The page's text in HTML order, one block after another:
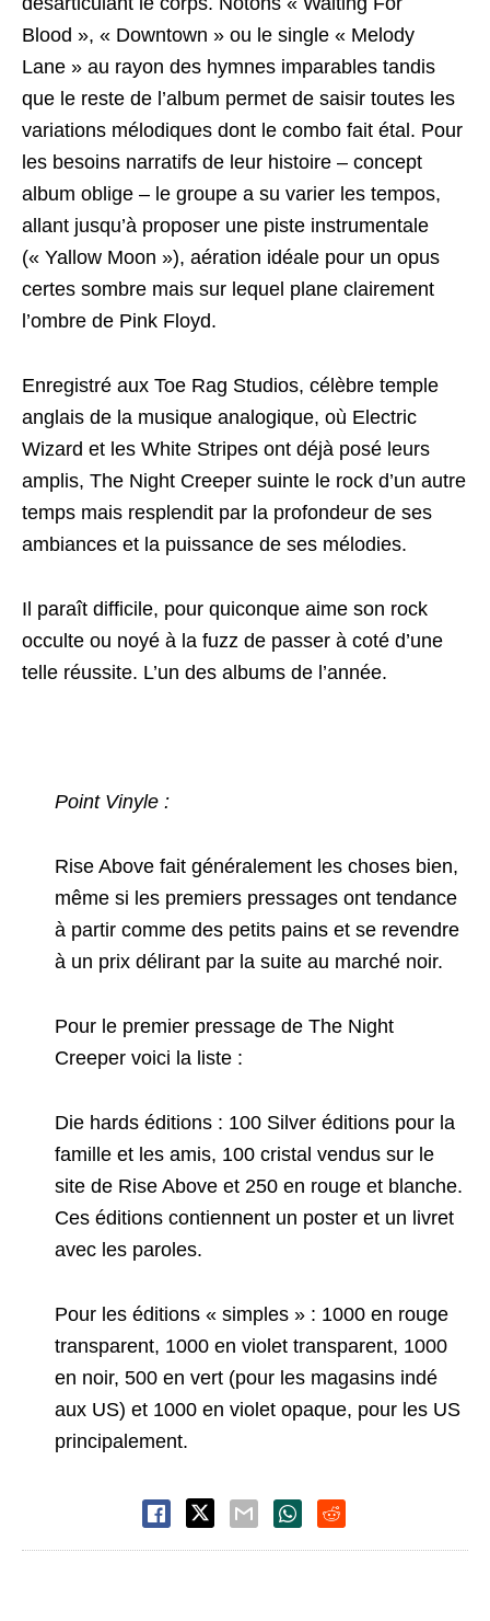
Blood », « Downtown » ou le single « Melody
Lane » au rayon des hymnes imparables tandis
que le reste de l’album permet de saisir toutes les
variations mélodiques dont le combo fait étal. Pour
les besoins narratifs de leur histoire – concept
album oblige – le groupe a su varier les tempos,
allant jusqu’à proposer une piste instrumentale
(« Yallow Moon »), aération idéale pour un opus
certes sombre mais sur lequel plane clairement
l’ombre de Pink Floyd.
Enregistré aux Toe Rag Studios, célèbre temple
anglais de la musique analogique, où Electric
Wizard et les White Stripes ont déjà posé leurs
amplis, The Night Creeper suinte le rock d’un autre
temps mais resplendit par la profondeur de ses
ambiances et la puissance de ses mélodies.
Il paraît difficile, pour quiconque aime son rock
occulte ou noyé à la fuzz de passer à coté d’une
telle réussite. L’un des albums de l’année.
Point Vinyle :
Rise Above fait généralement les choses bien,
même si les premiers pressages ont tendance
à partir comme des petits pains et se revendre
à un prix délirant par la suite au marché noir.
Pour le premier pressage de The Night
Creeper voici la liste :
Die hards éditions : 100 Silver éditions pour la
famille et les amis, 100 cristal vendus sur le
site de Rise Above et 250 en rouge et blanche.
Ces éditions contiennent un poster et un livret
avec les paroles.
Pour les éditions « simples » : 1000 en rouge
transparent, 1000 en violet transparent, 1000
en noir, 500 en vert (pour les magasins indé
aux US) et 1000 en violet opaque, pour les US
principalement.